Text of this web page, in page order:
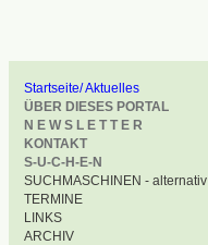
Startseite/ Aktuelles
ÜBER DIESES PORTAL
N E W S L E T T E R
KONTAKT
S-U-C-H-E-N
SUCHMASCHINEN - alternativ
TERMINE
LINKS
ARCHIV